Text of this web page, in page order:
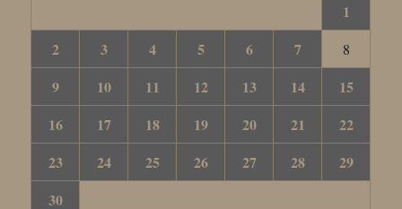
1
2
3 4 5 6 7 8
9 10 11 12 13 14
15
16
17 18 19 20 21
22
23
24 25 26 27 28
29
30